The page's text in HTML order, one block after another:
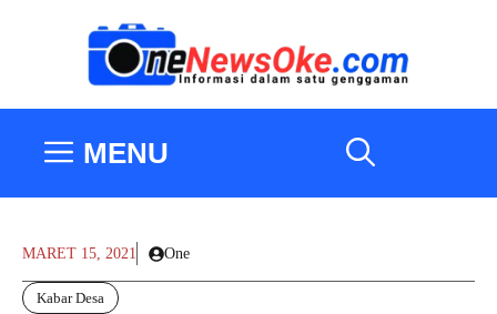
MENU
MARET 15, 2021 One
Kabar Desa